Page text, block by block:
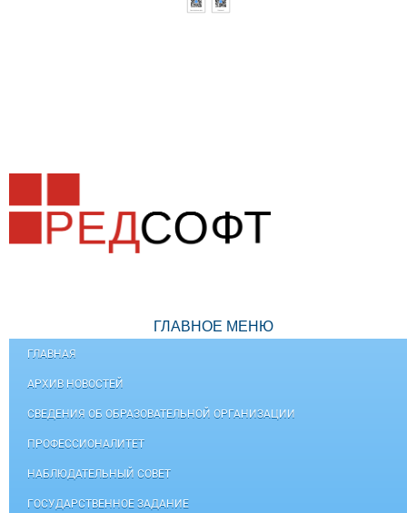
ГЛАВНОЕ МЕНЮ
ГЛАВНАЯ
АРХИВ НОВОСТЕЙ
СВЕДЕНИЯ ОБ ОБРАЗОВАТЕЛЬНОЙ ОРГАНИЗАЦИИ
ПРОФЕССИОНАЛИТЕТ
НАБЛЮДАТЕЛЬНЫЙ СОВЕТ
ГОСУДАРСТВЕННОЕ ЗАДАНИЕ